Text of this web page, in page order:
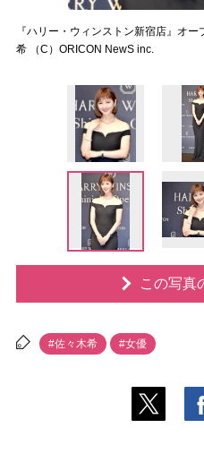
『ハリー・ウィンストン新宿店』オ
希 （C）ORICON NewS inc.
この写真
#佐々木希 #女優